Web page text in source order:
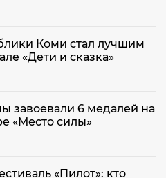
Коми стал лучшим
«Дети и сказка»
завоевали 6 медалей на
«Место силы»
«Пилот»: кто